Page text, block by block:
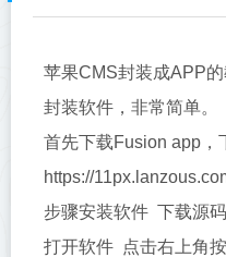
苹果CMS封装成APP
封装软件，非常简单。
首先下载Fusion app，
https://
步骤安装软件 下载源
打开软件 点击右上角